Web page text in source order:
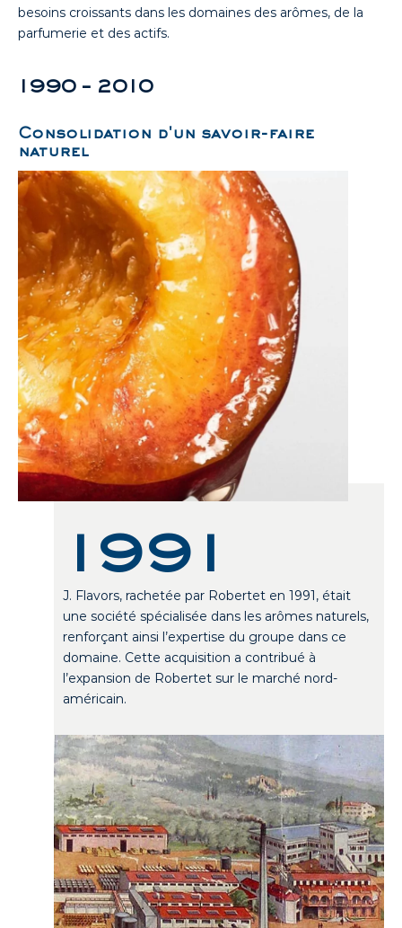
besoins croissants dans les domaines des arômes, de la
parfumerie et des actifs.
1990 – 2010
Consolidation d'un savoir-faire
naturel
1991
J. Flavors, rachetée par Robertet en 1991, était
une société spécialisée dans les arômes naturels,
renforçant ainsi l’expertise du groupe dans ce
domaine. Cette acquisition a contribué à
l’expansion de Robertet sur le marché nord-
américain.